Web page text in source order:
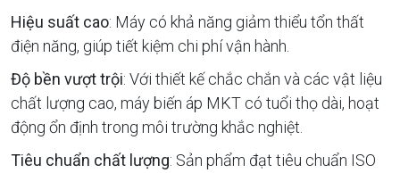
Hiệu suất cao: Máy có khả năng giảm thiểu tổn thất
điện năng, giúp tiết kiệm chi phí vận hành.
Độ bền vượt trội: Với thiết kế chắc chắn và các vật liệu
chất lượng cao, máy biến áp MKT có tuổi thọ dài, hoạt
động ổn định trong môi trường khắc nghiệt.
Tiêu chuẩn chất lượng: Sản phẩm đạt tiêu chuẩn ISO